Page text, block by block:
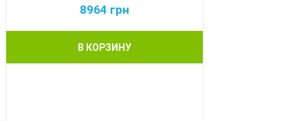
8964 грн
В КОРЗИНУ